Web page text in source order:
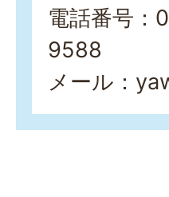
電話番号
9588
メール：